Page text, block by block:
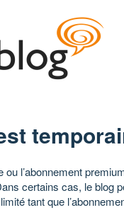
ou l’abonnement
certains cas, le blog
tant que